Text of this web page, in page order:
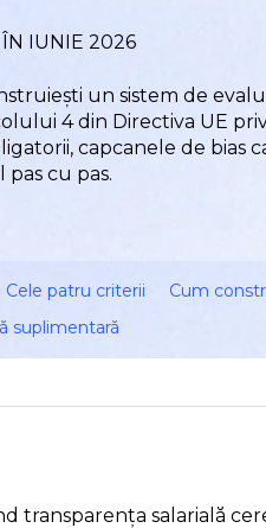
IUNIE 2026
un sistem de
4 din Directiva UE
capcanele de bias
cu pas.
Cele patru criterii Cum
suplimentară
transparența salarială